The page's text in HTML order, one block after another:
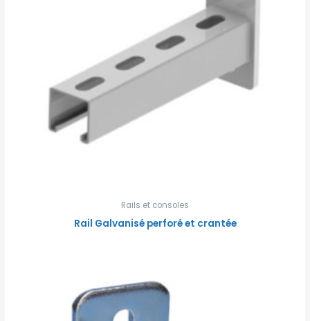
Rails et consoles
Rail Galvanisé perforé et crantée